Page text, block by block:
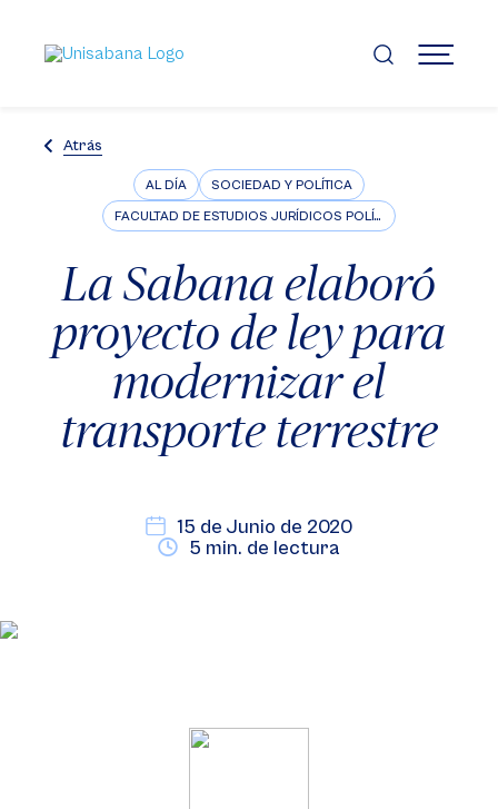
contenido
principal
MENÚ
Atrás
AL DÍA SOCIEDAD Y POLÍTICA
FACULTAD DE ESTUDIOS JURÍDICOS POLÍTICOS E INTERNACIONALES
La Sabana elaboró
proyecto de ley para
modernizar el
transporte terrestre
15 de Junio de 2020
5 min. de lectura